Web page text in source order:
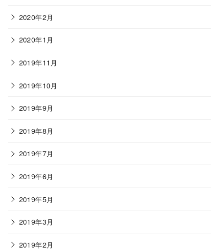
2020年2月
2020年1月
2019年11月
2019年10月
2019年9月
2019年8月
2019年7月
2019年6月
2019年5月
2019年3月
2019年2月